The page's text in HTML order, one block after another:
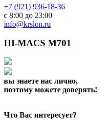
+7 (921) 936-18-36
с 8:00 до 23:00
info@krslon.ru
HI-MACS M701
вы знаете нас лично,
поэтому можете доверять!
Что Вас интересует?